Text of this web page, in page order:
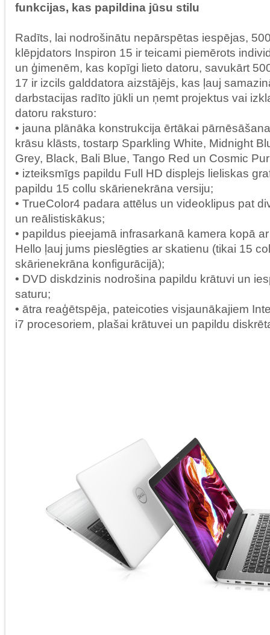
funkcijas, kas papildina jūsu stilu
Radīts, lai nodrošinātu nepārspētas iespējas,
klēpjdators Inspiron 15 ir teicami piemērots
un ģimenēm, kas kopīgi lieto datoru, savukārt
17 ir izcils galddatora aizstājējs, kas ļauj
darbstacijas radīto jūkli un ņemt projektus vai
datoru raksturo:
• jauna plānāka konstrukcija ērtākai
krāsu klāsts, tostarp Sparkling White, Midnight
Grey, Black, Bali Blue, Tango Red un Cosmic
• izteiksmīgs papildu Full HD displejs lieliskas
papildu 15 collu skārienekrāna versiju;
• TrueColor4 padara attēlus un videoklipus pat
un reālistiskākus;
• papildus pieejamā infrasarkanā kamera kopā
Hello ļauj jums pieslēgties ar skatienu (tikai 15
skārienekrāna konfigurācijā);
• DVD diskdzinis nodrošina papildu krātuvi un
saturu;
• ātra reaģētspēja, pateicoties visjaunākajiem
i7 procesoriem, plašai krātuvei un papildu